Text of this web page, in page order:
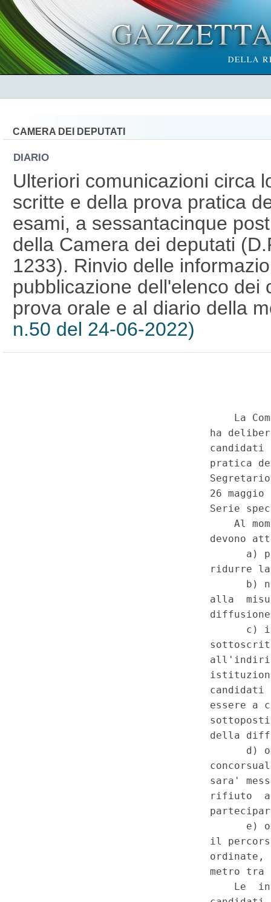
CAMERA DEI DEPUTATI
DIARIO
Ulteriori comunicazioni circa
scritte e della prova pratica
esami, a sessantacinque
della Camera dei deputati
1233). Rinvio delle
pubblicazione dell'elenco dei
prova orale e al diario della
n.50 del 24-06-2022)